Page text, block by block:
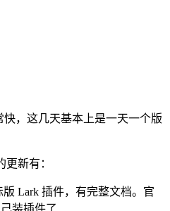
快，这几天基本上是一天一个版
新有：
Lark 插件，有完整文档。官